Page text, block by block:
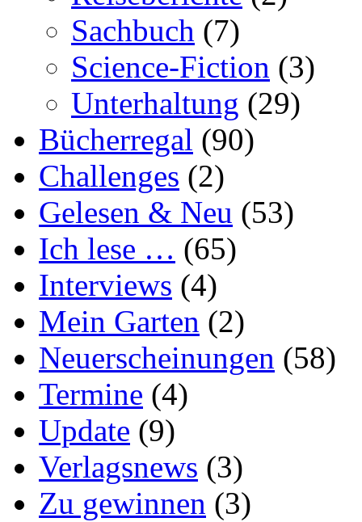
Sachbuch (7)
Science-Fiction (3)
Unterhaltung (29)
Bücherregal (90)
Challenges (2)
Gelesen & Neu (53)
Ich lese … (65)
Interviews (4)
Mein Garten (2)
Neuerscheinungen (58)
Termine (4)
Update (9)
Verlagsnews (3)
Zu gewinnen (3)